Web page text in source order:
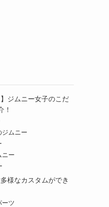
ジムニー女子のこだ
！
ジムニー
ニー
様なカスタムができ
ーツ